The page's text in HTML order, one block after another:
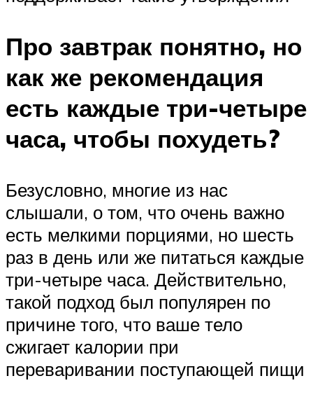
Про завтрак понятно, но
как же рекомендация
есть каждые три-четыре
часа, чтобы похудеть?
Безусловно, многие из нас
слышали, о том, что очень важно
есть мелкими порциями, но шесть
раз в день или же питаться каждые
три-четыре часа. Действительно,
такой подход был популярен по
причине того, что ваше тело
сжигает калории при
переваривании поступающей пищи